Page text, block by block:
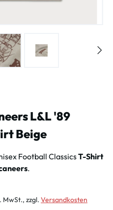
L&L '89
Beige
Football ClassicsT-Shirt
.
MwSt., zzgl. Versandkosten